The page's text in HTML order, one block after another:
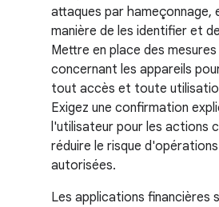
attaques par hameçonnage,
manière de les identifier et
Mettre en place des
concernant les appareils
tout accès et toute
Exigez une confirmation
l'utilisateur pour les actions
réduire le risque
autorisées.
Les applications financières